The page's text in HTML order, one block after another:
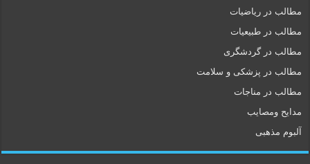
مطالب در ریاضیات
مطالب در طبیعیات
مطالب در گردشگری
مطالب در پزشکی و سلامت
مطالب در مناجات
مدایح ومصایب
آلبوم مذهبی